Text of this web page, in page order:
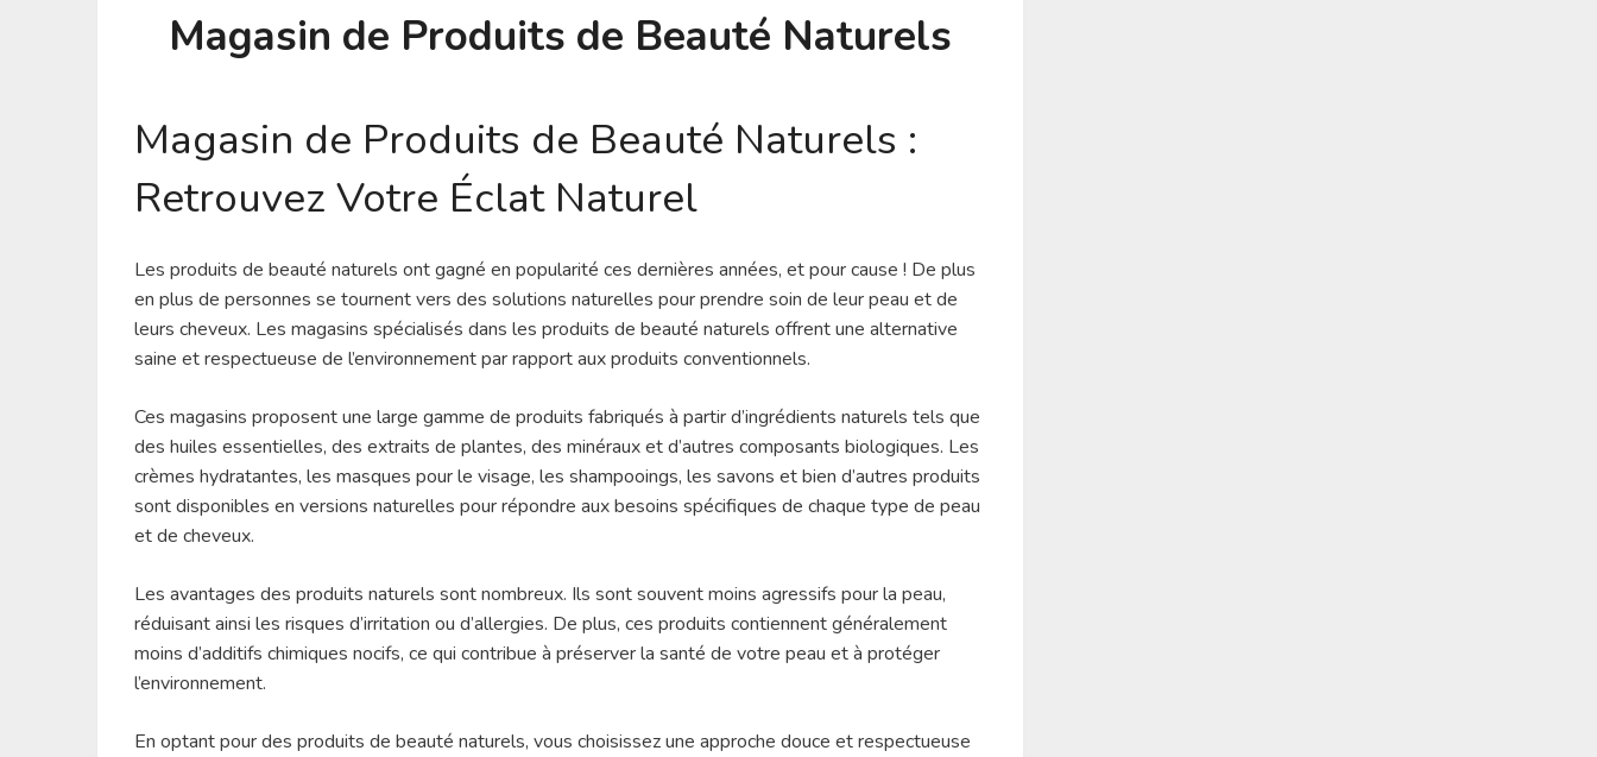
Magasin de Produits de Beauté Naturels
Magasin de Produits de Beauté Naturels :
Retrouvez Votre Éclat Naturel
Les produits de beauté naturels ont gagné en popularité ces dernières années, et pour cause ! De plus
en plus de personnes se tournent vers des solutions naturelles pour prendre soin de leur peau et de
leurs cheveux. Les magasins spécialisés dans les produits de beauté naturels offrent une alternative
saine et respectueuse de l’environnement par rapport aux produits conventionnels.
Ces magasins proposent une large gamme de produits fabriqués à partir d’ingrédients naturels tels que
des huiles essentielles, des extraits de plantes, des minéraux et d’autres composants biologiques. Les
crèmes hydratantes, les masques pour le visage, les shampooings, les savons et bien d’autres produits
sont disponibles en versions naturelles pour répondre aux besoins spécifiques de chaque type de peau
et de cheveux.
Les avantages des produits naturels sont nombreux. Ils sont souvent moins agressifs pour la peau,
réduisant ainsi les risques d’irritation ou d’allergies. De plus, ces produits contiennent généralement
moins d’additifs chimiques nocifs, ce qui contribue à préserver la santé de votre peau et à protéger
l’environnement.
En optant pour des produits de beauté naturels, vous choisissez une approche douce et respectueuse